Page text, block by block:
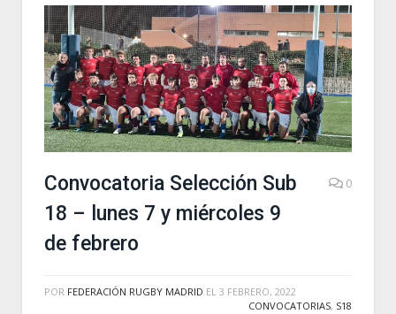
Convocatoria Selección Sub
18 – lunes 7 y miércoles 9
de febrero
0
POR FEDERACIÓN RUGBY MADRID EL 3 FEBRERO, 2022
CONVOCATORIAS, S18